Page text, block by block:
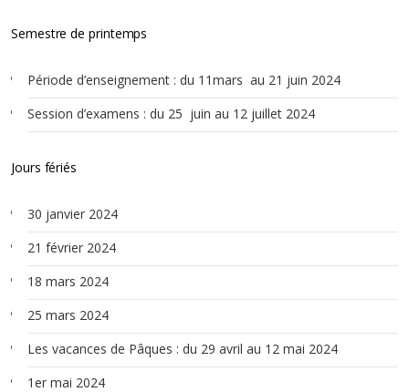
Semestre de printemps
Période d’enseignement : du 11mars au 21 juin 2024
Session d’examens : du 25 juin au 12 juillet 2024
Jours fériés
30 janvier 2024
21 février 2024
18 mars 2024
25 mars 2024
Les vacances de Pâques : du 29 avril au 12 mai 2024
1er mai 2024